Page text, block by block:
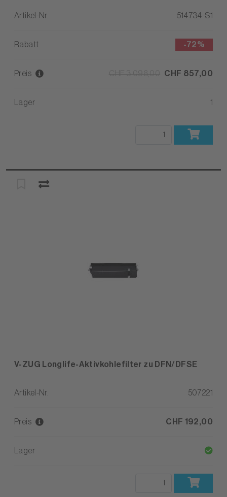
Artikel-Nr. 514734-S1
Rabatt -72%
Preis CHF 857,00
Lager 1
V-ZUG Longlife-Aktivkohlefilter zu DFN/DFSE
Artikel-Nr. 507221
Preis CHF 192,00
Lager